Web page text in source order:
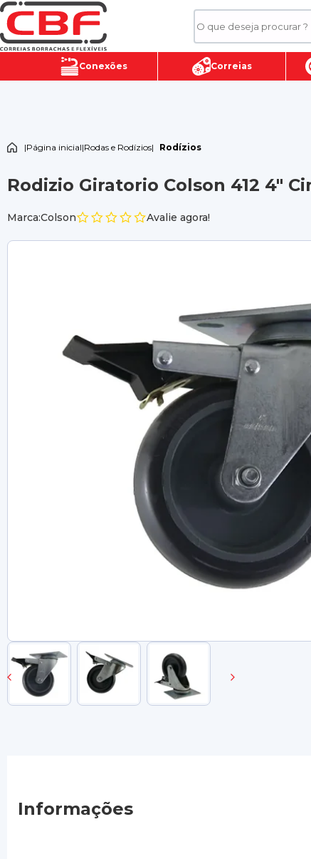
Conexões Correias
|Página inicial|Rodas e Rodízios| Rodízios
Rodizio Giratorio Colson 412 4"
Marca:Colson Avalie agora!
Informações